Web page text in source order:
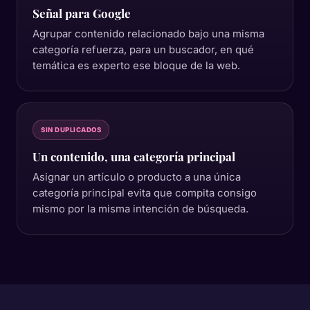
Señal para Google
Agrupar contenido relacionado bajo una misma
categoría refuerza, para un buscador, en qué
temática es experto ese bloque de la web.
SIN DUPLICADOS
Un contenido, una categoría principal
Asignar un artículo o producto a una única
categoría principal evita que compita consigo
mismo por la misma intención de búsqueda.